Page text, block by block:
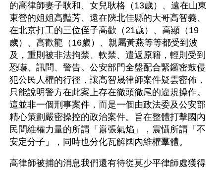
的高律師妻子耿和、女兒耿格（13歲）、遠在山東
東營的姐姐高豔芳、遠在陝北佳縣的大哥高智義、
在北京打工的三位侄子高歡（21歲）、高顯（19
歲）、高歡龍（16歲）、親屬黃燕等等都受到波
及，重則被非法拘禁、軟禁、遣返原籍，輕則受到
恐嚇、訊問、警告。公安部門全盤配合緊鑼密鼓侵
犯公民人權的行徑，讓高智晟律師案件疑雲密佈，
只能說明警方在此案上存在徹頭徹尾的違規操作。
這並非一個刑事案件，而是一個由政法委及公安部
精心策劃嚴密操控的政治案件。旨在整體打擊國內
民間維權力量的所謂「囂張氣焰」，震懾所謂「不
安定分子」，同時也分化瓦解國內維權羣體。
高律師被捕的消息我們還有待從莫少平律師處獲得